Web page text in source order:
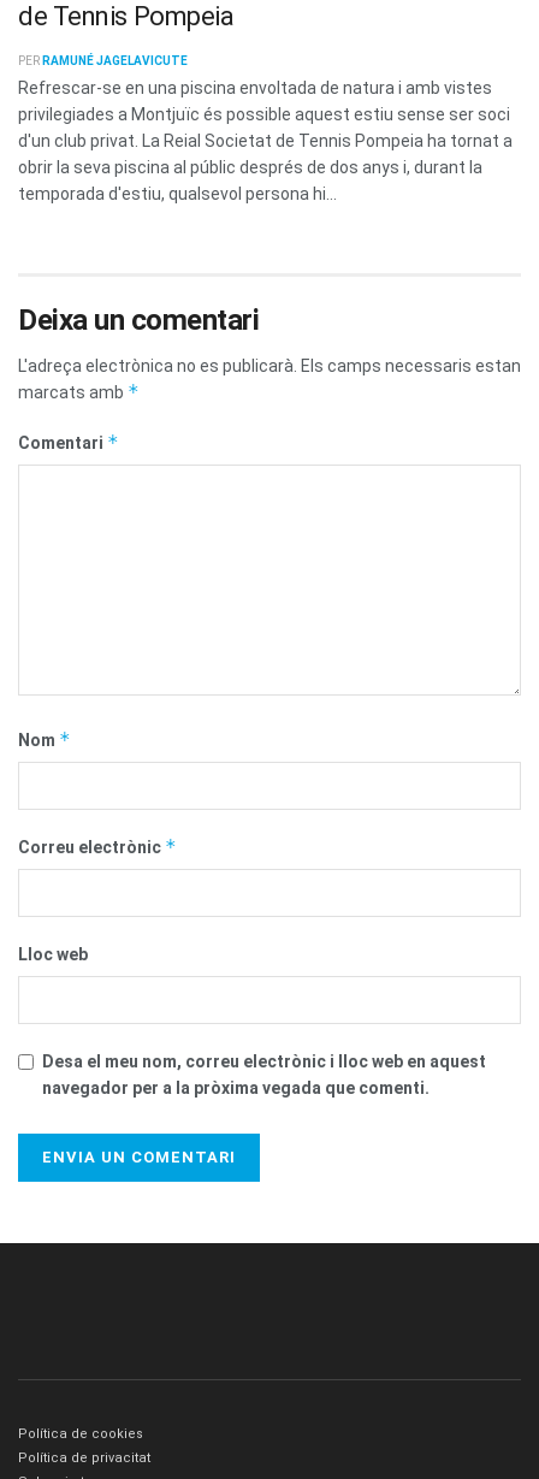
de Tennis Pompeia
PER RAMUNÉ JAGELAVICUTE
Refrescar-se en una piscina envoltada de natura i amb vistes
privilegiades a Montjuïc és possible aquest estiu sense ser soci
d'un club privat. La Reial Societat de Tennis Pompeia ha tornat a
obrir la seva piscina al públic després de dos anys i, durant la
temporada d'estiu, qualsevol persona hi...
Deixa un comentari
L'adreça electrònica no es publicarà. Els camps necessaris estan
marcats amb *
Comentari *
Nom *
Correu electrònic *
Lloc web
Desa el meu nom, correu electrònic i lloc web en aquest
navegador per a la pròxima vegada que comenti.
Política de cookies
Política de privacitat